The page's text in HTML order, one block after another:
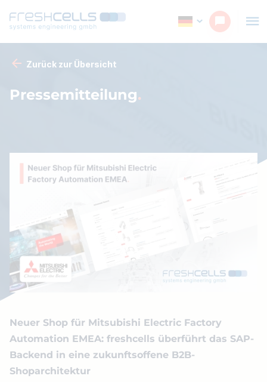
Zurück zur Übersicht
Pressemitteilung
Neuer Shop für Mitsubishi Electric Factory
Automation EMEA: freshcells überführt das SAP-
Backend in eine zukunftsoffene B2B-
Shoparchitektur